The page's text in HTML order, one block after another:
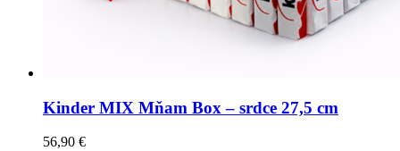
Kinder MIX Mňam Box – srdce 27,5 cm
56,90 €